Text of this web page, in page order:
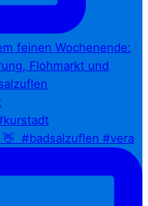
#badsalzuflen #vera